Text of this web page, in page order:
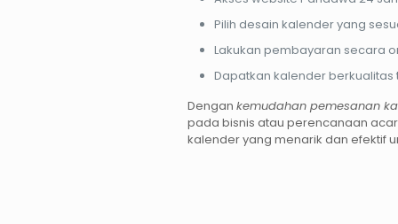
Pilih desain kalender yang
Lakukan pembayaran secara
Dapatkan kalender
Dengan kemudahan pemesanan
pada bisnis atau perencanaan
kalender yang menarik dan efektif